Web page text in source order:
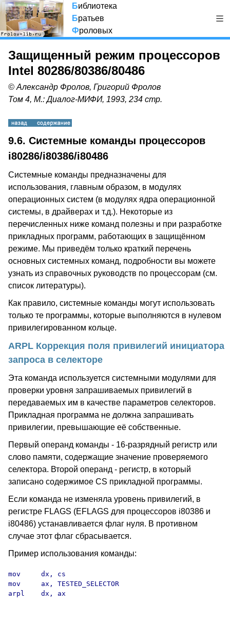
Библиотека
Братьев
Фроловых
Защищенный режим процессоров
Intel 80286/80386/80486
© Александр Фролов, Григорий Фролов
Том 4, М.: Диалог-МИФИ, 1993, 234 стр.
9.6. Системные команды процессоров
i80286/i80386/i80486
Системные команды предназначены для
использования, главным образом, в модулях
операционных систем (в модулях ядра операционной
системы, в драйверах и т.д.). Некоторые из
перечисленных ниже команд полезны и при разработке
прикладных программ, работающих в защищённом
режиме. Мы приведём только краткий перечень
основных системных команд, подробности вы можете
узнать из справочных руководств по процессорам (см.
список литературы).
Как правило, системные команды могут использовать
только те программы, которые выполняются в нулевом
привилегированном кольце.
ARPL Коррекция поля привилегий инициатора
запроса в селекторе
Эта команда используется системными модулями для
проверки уровня запрашиваемых привилегий в
передаваемых им в качестве параметров селекторов.
Прикладная программа не должна запрашивать
привилегии, превышающие её собственные.
Первый операнд команды - 16-разрядный регистр или
слово памяти, содержащие значение проверяемого
селектора. Второй операнд - регистр, в который
записано содержимое CS прикладной программы.
Если команда не изменяла уровень привилегий, в
регистре FLAGS (EFLAGS для процессоров i80386 и
i80486) устанавливается флаг нуля. В противном
случае этот флаг сбрасывается.
Пример использования команды:
mov     dx, cs
mov     ax, TESTED_SELECTOR
arpl    dx, ax